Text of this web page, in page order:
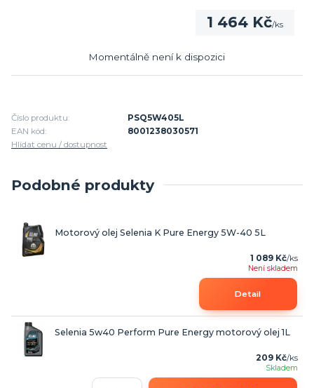
1 464 Kč/ks
Momentálně není k dispozici
Číslo produktu:
PSQ5W405L
EAN kód:
8001238030571
Hlídat cenu / dostupnost
Podobné produkty
Motorový olej Selenia K Pure Energy 5W-40 5L
1 089 Kč/ks
Není skladem
Detail
Selenia 5w40 Perform Pure Energy motorový olej 1L
209 Kč/ks
Skladem